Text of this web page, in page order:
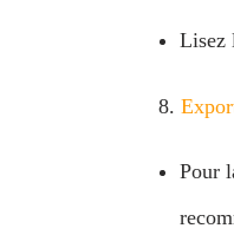
Lisez
Pour